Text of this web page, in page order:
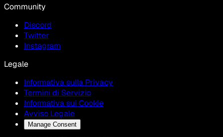
Community
Discord
Twitter
Instagram
Legale
Informativa sulla Privacy
Termini di Servizio
Informativa sui Cookie
Avviso Legale
Manage Consent